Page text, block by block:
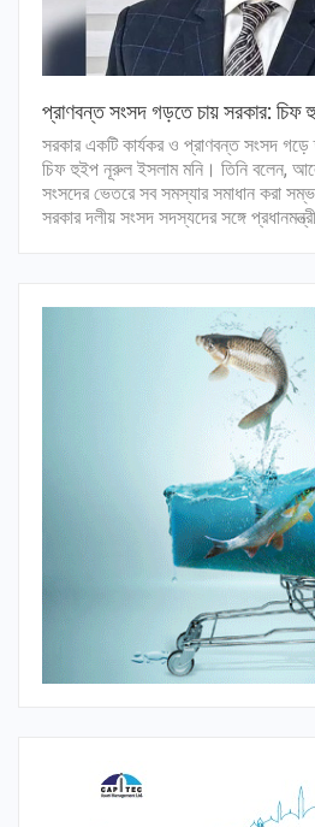
প্রাণবন্ত সংসদ গড়তে চায় সরকার: চিফ
সরকার একটি কার্যকর ও প্রাণবন্ত সংসদ গড়ে
চিফ হুইপ নূরুল ইসলাম মনি। তিনি বলেন,
সংসদের ভেতরে সব সমস্যার সমাধান করা
সরকার দলীয় সংসদ সদস্যদের সঙ্গে